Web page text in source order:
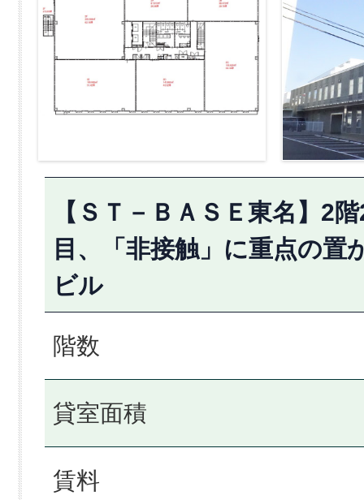
【ＳＴ－ＢＡＳＥ東名】2
目、「非接触」に重点の置
ビル
階数
貸室面積
賃料